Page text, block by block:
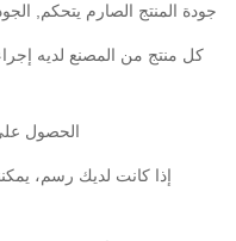
جودة المنتج الصارم يتحكم,
كل منتج من المصنع لديه
الحصول